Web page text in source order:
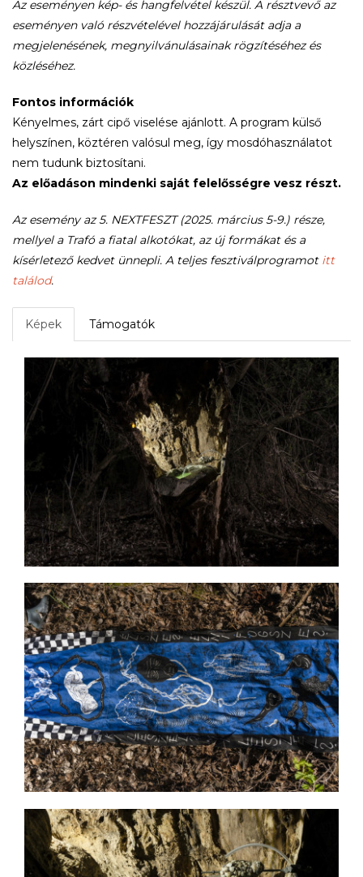
Az eseményen kép- és hangfelvétel készül. A résztvevő az
eseményen való részvételével hozzájárulását adja a
megjelenésének, megnyilvánulásainak rögzítéséhez és
közléséhez.
Fontos információk
Kényelmes, zárt cipő viselése ajánlott. A program külső
helyszínen, köztéren valósul meg, így mosdóhasználatot
nem tudunk biztosítani.
Az előadáson mindenki saját felelősségre vesz részt.
Az esemény az 5. NEXTFESZT (2025. március 5-9.) része,
mellyel a Trafó a fiatal alkotókat, az új formákat és a
kísérletező kedvet ünnepli. A teljes fesztiválprogramot itt
találod.
Képek Támogatók